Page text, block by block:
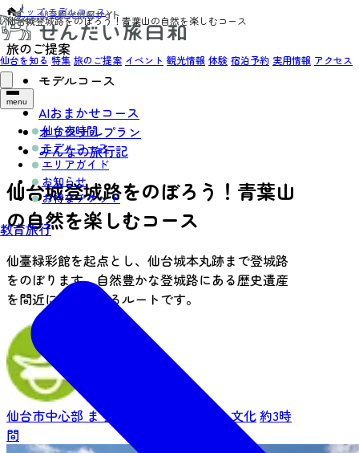
仙台を知る 特集 旅のご提案 イベント 観光情報 体験 宿泊予約 実用情報 アクセス
menu
仙台夜時間
モデルコース
エリアガイド
お知らせ
お得なチケット
教育旅行
トップ›モデルコース›
仙台城登城路をのぼろう！青葉山の自然を楽しむコース
旅のご提案
モデルコース
AIおまかせコース
オリジナルプラン
みんなの旅行記
仙台城登城路をのぼろう！青葉山
の自然を楽しむコース
仙臺緑彩館を起点とし、仙台城本丸跡まで登城路
をのぼります。自然豊かな登城路にある歴史遺産
を間近に体験できるルートです。
仙台市中心部 まち歩き・短時間 歴史・文化約3時
間